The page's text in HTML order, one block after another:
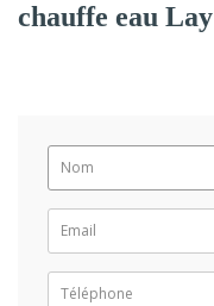
chauffe eau Lay